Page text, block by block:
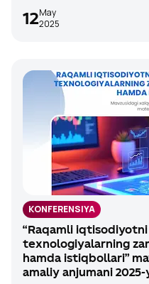
12May
2025
KONFERENSIYA
“Raqamli
texnologiyalarning
hamda istiqbollari”
amaliy anjumani